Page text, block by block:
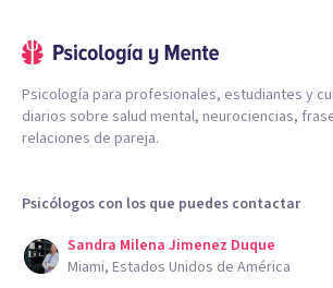
Psicología para profesionales, estudiantes y
diarios sobre salud mental, neurociencias,
relaciones de pareja.
Psicólogos con los que puedes contactar
Sandra Milena Jimenez Duque
Miami, Estados Unidos de América